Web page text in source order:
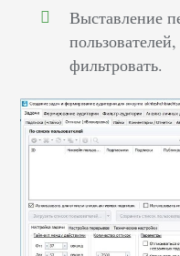
Выставление
фильтровать.